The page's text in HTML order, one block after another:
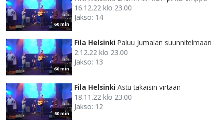
60 min
16.12.22 klo 23.00
Jakso: 14
60 min
Fila Helsinki Paluu Jumalan suunnitelmaan
2.12.22 klo 23.00
Jakso: 13
50 min
Fila Helsinki Astu takaisin virtaan
18.11.22 klo 23.00
Jakso: 12